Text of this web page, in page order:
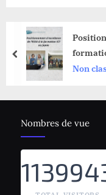
Non
prev
Nombres de vue